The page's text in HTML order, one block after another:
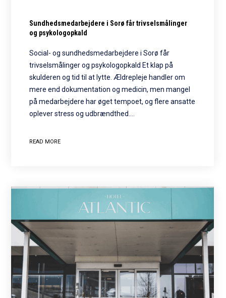
Sundhedsmedarbejdere i Sorø får trivselsmålinger
og psykologopkald
Social- og sundhedsmedarbejdere i Sorø får
trivselsmålinger og psykologopkald Et klap på
skulderen og tid til at lytte. Ældrepleje handler om
mere end dokumentation og medicin, men mangel
på medarbejdere har øget tempoet, og flere ansatte
oplever stress og udbrændthed.…
READ MORE